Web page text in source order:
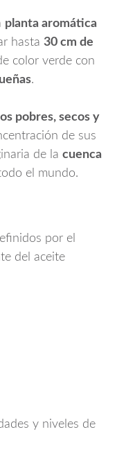
planta aromática
hasta 30 cm de
color verde con
.
pobres, secos y
de sus
de la cuenca
el mundo.
por el
del aceite
y niveles de